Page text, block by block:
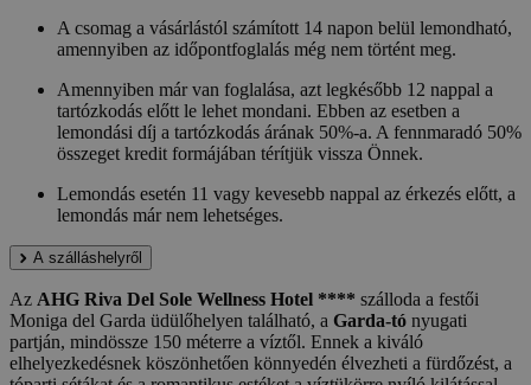
A csomag a vásárlástól számított 14 napon belül lemondható,
amennyiben az időpontfoglalás még nem történt meg.
Amennyiben már van foglalása, azt legkésőbb 12 nappal a
tartózkodás előtt le lehet mondani. Ebben az esetben a
lemondási díj a tartózkodás árának 50%-a. A fennmaradó 50%
összeget kredit formájában térítjük vissza Önnek.
Lemondás esetén 11 vagy kevesebb nappal az érkezés előtt, a
lemondás már nem lehetséges.
A szálláshelyről
Az AHG Riva Del Sole Wellness Hotel **** szálloda a festői
Moniga del Garda üdülőhelyen található, a Garda-tó nyugati
partján, mindössze 150 méterre a víztől. Ennek a kiváló
elhelyezkedésnek köszönhetően könnyedén élvezheti a fürdőzést, a